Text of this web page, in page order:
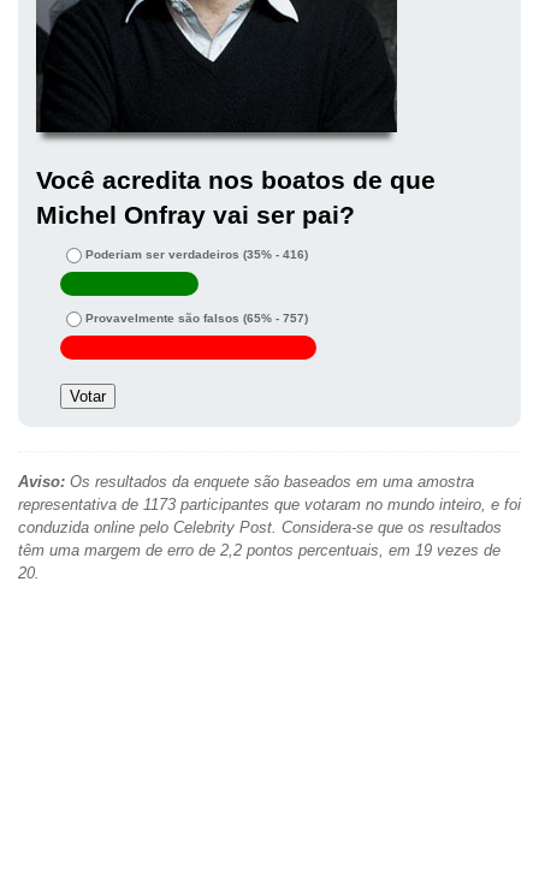
Você acredita nos boatos de que
Michel Onfray vai ser pai?
Poderiam ser verdadeiros (35% - 416)
Provavelmente são falsos (65% - 757)
Aviso: Os resultados da enquete são baseados em uma amostra
representativa de 1173 participantes que votaram no mundo inteiro, e foi
conduzida online pelo Celebrity Post. Considera-se que os resultados
têm uma margem de erro de 2,2 pontos percentuais, em 19 vezes de
20.